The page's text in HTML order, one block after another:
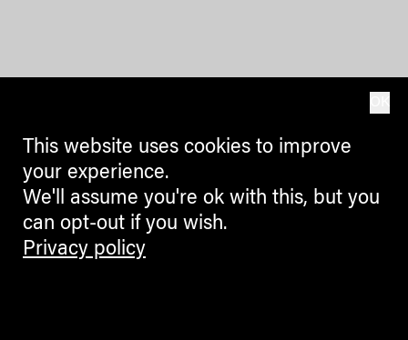
This website uses cookies to improve
your experience.
We'll assume you're ok with this, but you
can opt-out if you wish.
Privacy policy